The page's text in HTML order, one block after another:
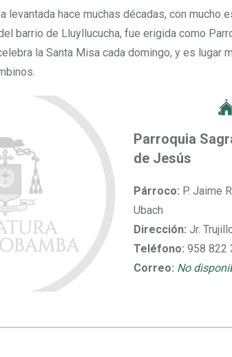
barrio de Lluyllucucha, fue erigida como
la Santa Misa cada domingo, y es lugar
Parroquia
de Jesús
Párroco: P. Jaime
Ubach
Dirección: Jr.
Teléfono: 958 822
Correo: No